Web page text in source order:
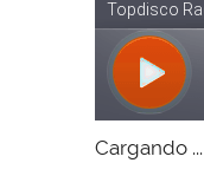
Cargando ...